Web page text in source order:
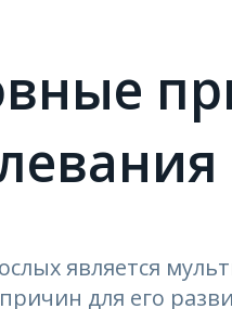
является
для его